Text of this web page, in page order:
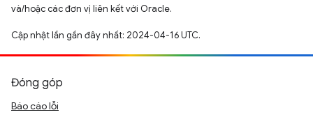
và/hoặc các đơn vị liên kết với Oracle.
Cập nhật lần gần đây nhất: 2024-04-16 UTC.
Đóng góp
Báo cáo lỗi